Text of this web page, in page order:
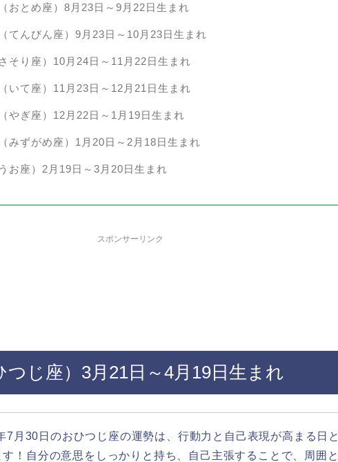
おとめ座）8月23日～9月22日生まれ
てんびん座）9月23日～10月23日生まれ
そり座）10月24日～11月22日生まれ
いて座）11月23日～12月21日生まれ
やぎ座）12月22日～1月19日生まれ
みずがめ座）1月20日～2月18日生まれ
お座）2月19日～3月20日生まれ
スポンサーリンク
つじ座）3月21日～4月19日生まれ
7月30日のおひつじ座の運勢は、行動力と自己表現が高まる日と
す！自分の意思をしっかりと持ち、自己主張することで、周囲と